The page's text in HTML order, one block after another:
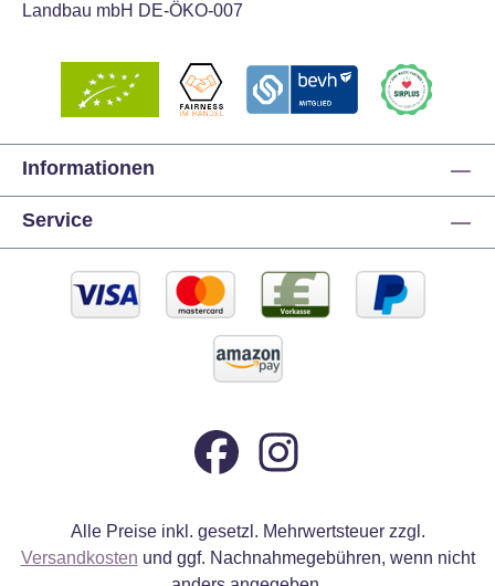
Landbau mbH DE-ÖKO-007
Informationen
Service
Alle Preise inkl. gesetzl. Mehrwertsteuer zzgl.
Versandkosten und ggf. Nachnahmegebühren, wenn nicht